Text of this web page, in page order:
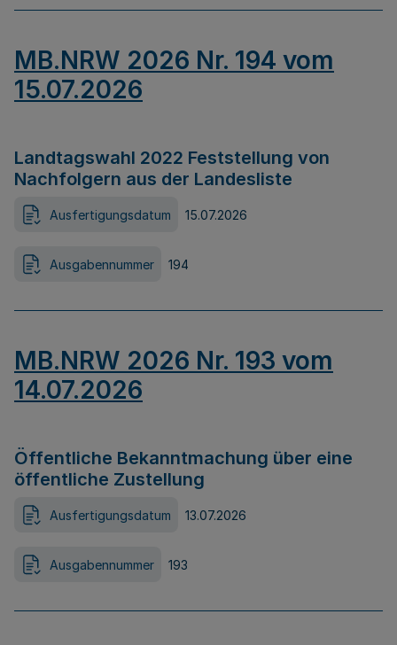
MB.NRW 2026 Nr. 194 vom
15.07.2026
Landtagswahl 2022 Feststellung von
Nachfolgern aus der Landesliste
Ausfertigungsdatum 15.07.2026
Ausgabennummer 194
MB.NRW 2026 Nr. 193 vom
14.07.2026
Öffentliche Bekanntmachung über eine
öffentliche Zustellung
Ausfertigungsdatum 13.07.2026
Ausgabennummer 193